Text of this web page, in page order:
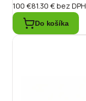
100 €81.30 €bez DPH
Do košíka